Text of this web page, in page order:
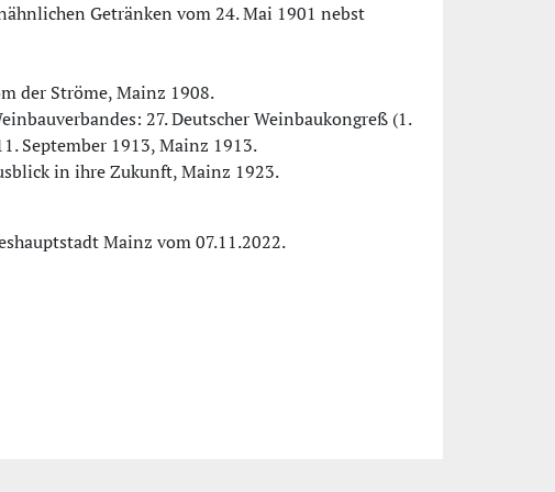
Getränken vom 24. Mai 1901 nebst
der Ströme, Mainz 1908.
27. Deutscher Weinbaukongreß (1.
September 1913, Mainz 1913.
in ihre Zukunft, Mainz 1923.
Mainz vom 07.11.2022.